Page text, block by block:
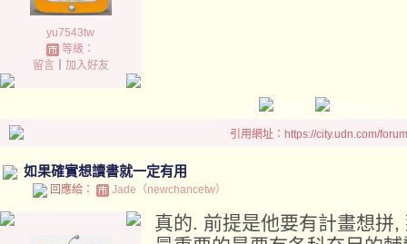
yu7543tw
等級：
留言｜ 加入好友
引用網址：https://city.udn.com/
如果確實想讀書就一定有用
回應給： Jade（newchancetw）
真的. 前提是他要有計畫想拼